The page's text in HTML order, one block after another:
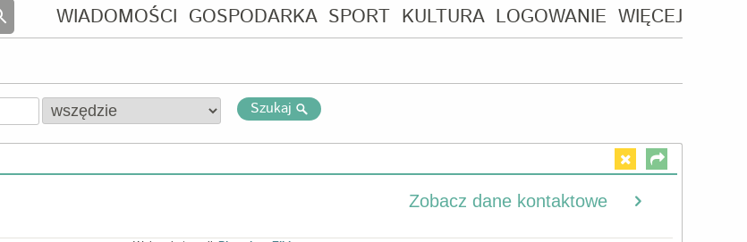
WIADOMOŚCI GOSPODARKA SPORT KULTURA LOGOWANIE WIĘCEJ
Szukaj
Zobacz dane kontaktowe